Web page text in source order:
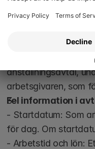
Vilka är
Att inte ha ett
Även om det inte
anställningsavtal,
arbetsgivaren, som
Fel information i
- Startdatum: Som
för dag. Om
- Arbetstid och lön: